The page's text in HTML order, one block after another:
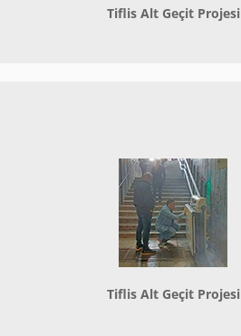
Tiflis Alt Geçit Projesi
Tiflis Alt Geçit Projesi